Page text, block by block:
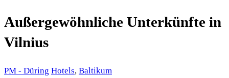
Außergewöhnliche Unterkünfte in
Vilnius
PM - Düring Hotels, Baltikum